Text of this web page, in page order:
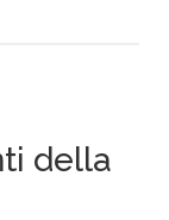
della